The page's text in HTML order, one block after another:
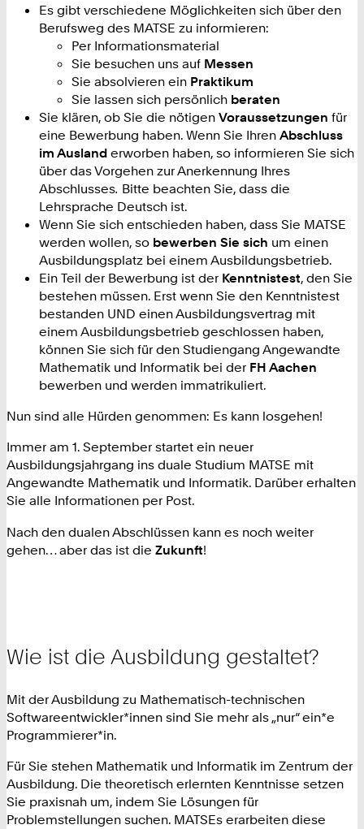
Es gibt verschiedene Möglichkeiten sich über den
Berufsweg des MATSE zu informieren:
Per Informationsmaterial
Sie besuchen uns auf Messen
Sie absolvieren ein Praktikum
Sie lassen sich persönlich beraten
Sie klären, ob Sie die nötigen Voraussetzungen für
eine Bewerbung haben. Wenn Sie Ihren Abschluss
im Ausland erworben haben, so informieren Sie sich
über das Vorgehen zur Anerkennung Ihres
Abschlusses. Bitte beachten Sie, dass die
Lehrsprache Deutsch ist.
Wenn Sie sich entschieden haben, dass Sie MATSE
werden wollen, so bewerben Sie sich um einen
Ausbildungsplatz bei einem Ausbildungsbetrieb.
Ein Teil der Bewerbung ist der Kenntnistest, den Sie
bestehen müssen. Erst wenn Sie den Kenntnistest
bestanden UND einen Ausbildungsvertrag mit
einem Ausbildungsbetrieb geschlossen haben,
können Sie sich für den Studiengang Angewandte
Mathematik und Informatik bei der FH Aachen
bewerben und werden immatrikuliert.
Nun sind alle Hürden genommen: Es kann losgehen!
Immer am 1. September startet ein neuer
Ausbildungsjahrgang ins duale Studium MATSE mit
Angewandte Mathematik und Informatik. Darüber erhalten
Sie alle Informationen per Post.
Nach den dualen Abschlüssen kann es noch weiter
gehen… aber das ist die Zukunft!
Wie ist die Ausbildung gestaltet?
Mit der Ausbildung zu Mathematisch-technischen
Softwareentwickler*innen sind Sie mehr als „nur“ ein*e
Programmierer*in.
Für Sie stehen Mathematik und Informatik im Zentrum der
Ausbildung. Die theoretisch erlernten Kenntnisse setzen
Sie praxisnah um, indem Sie Lösungen für
Problemstellungen suchen. MATSEs erarbeiten diese